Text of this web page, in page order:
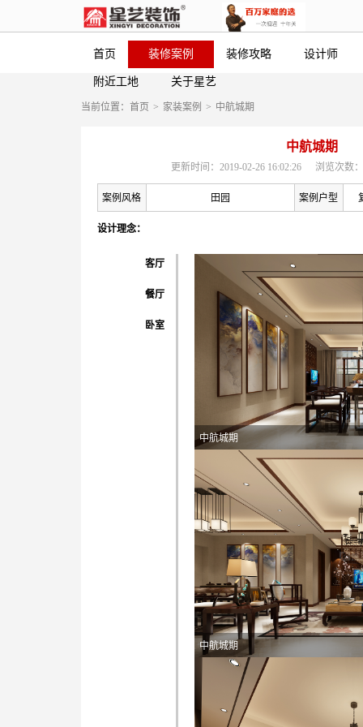
首页 装修案例 装修攻略 设计师
附近工地 关于星艺
当前位置： 首页 > 家装案例 > 中航城期
中航城期
更新时间：2019-02-26 16:02:26 浏览次数
案例风格 田园 案例户型
设计理念：
客厅
餐厅
卧室
中航城期
中航城期